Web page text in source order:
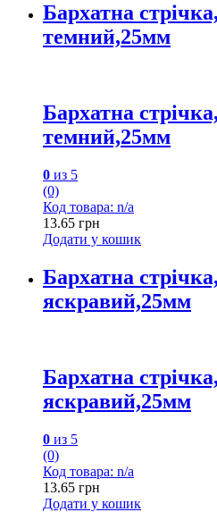
Бархатна
темний,25мм
Бархатна
темний,25мм
0 из 5
(0)
Код товара: n/a
13.65 грн
Додати у кошик
Бархатна
яскравий,25мм
Бархатна
яскравий,25мм
0 из 5
(0)
Код товара: n/a
13.65 грн
Додати у кошик